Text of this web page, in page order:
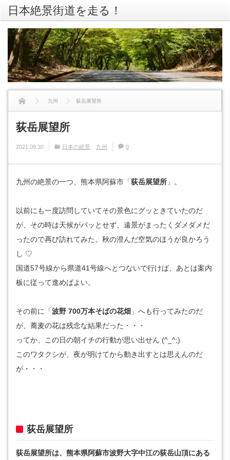
日本絶景街道を走る！
九州 荻岳展望所
荻岳展望所
2021.09.30 日本の絶景 九州 0
九州の絶景の一つ、熊本県阿蘇市「荻岳展望所 」。
以前にも一度訪問していてその景色にグッときていたのだ
が、その時は天候がパッとせず、遠景がまったくダメダメだ
ったので再び訪れてみた。秋の澄んだ空気のほうが良かろう
し ♡
国道57号線から県道41号線へとつないで行けば、あとは案内
板に従って進めばよい。
その前に「波野 700万本そばの花畑 」へも行ってみたのだ
が、蕎麦の花は残念な結果だった・・・
ってか、この日の朝イチの行動が思い出せん (^_^;)
このワタクシが、夜が明けてから動き出すとは思えんのだ
が・・・
荻岳展望所
荻岳展望所は、熊本県阿蘇市波野大字中江の荻岳山頂にある